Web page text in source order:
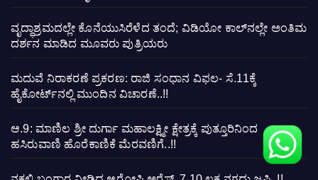
ವೃದ್ಧಾಶ್ರಮದಲ್ಲೇ ಕೊನೆಯುಸಿರೆಳೆದ ತಂದೆ; ವಿಡಿಯೋ ಕಾಲ್‌ನಲ್ಲೇ ಅಂತಿಮ
ದರ್ಶನ ಮಾಡಿದ ಮೂವರು ಪುತ್ರಿಯರು
ಮದುವೆ ನಿರಾಕರಣೆ ಪ್ರಕರಣ: ರಾಜಿ ಸಂಧಾನ ವಿಫಲ- ಸೆ.11ಕ್ಕೆ
ಹೈಕೋರ್ಟ್‌ನಲ್ಲಿ ಮುಂದಿನ ವಿಚಾರಣೆ..!!
ಆ.9: ಮಾಣಿಲ ಶ್ರೀ ದುರ್ಗಾ ಮಹಾಲಕ್ಷ್ಮೀ ಕ್ಷೇತ್ರಕ್ಕೆ ಪುತ್ತೂರಿನಿಂದ
ಹಸಿರುವಾಣಿ ಹೊರೆಕಾಣಿಕೆ ಮೆರವಣಿಗೆ..!!